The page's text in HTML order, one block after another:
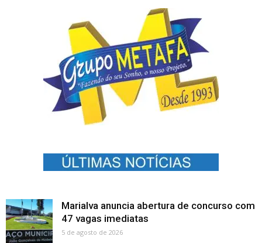
Marialva anuncia abertura de concurso com
47 vagas imediatas
5 de agosto de 2026